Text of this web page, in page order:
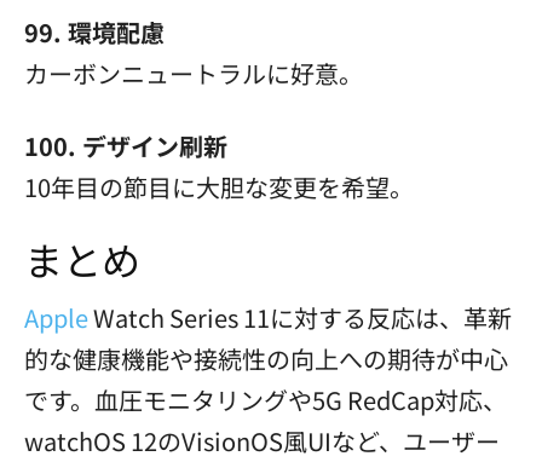
99. 環境配慮
カーボンニュートラルに好意。
100. デザイン刷新
10年目の節目に大胆な変更を希望。
まとめ
AppleWatch Series 11に対する反応は、革新
的な健康機能や接続性の向上への期待が中心
です。血圧モニタリングや5G RedCap対応、
watchOS 12のVisionOS風UIなど、ユーザー